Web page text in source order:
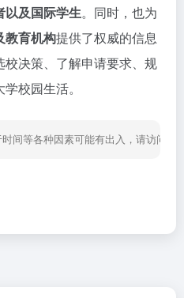
以及国际学生。同时，也为
教育机构提供了权威的信息
决策、了解申请要求、规
校园生活。
间等各种因素可能有出入，请访问网